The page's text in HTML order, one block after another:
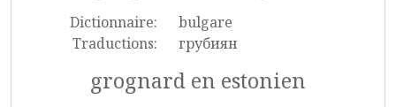
Dictionnaire:
bulgare
Traductions:
грубиян
grognard en estonien